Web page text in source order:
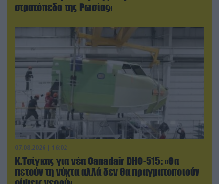
στρατόπεδο της Ρωσίας»
07.08.2026 | 16:02
Κ.Τσίγκας για νέα Canadair DHC-515: «Θα
πετούν τη νύχτα αλλά δεν θα πραγματοποιούν